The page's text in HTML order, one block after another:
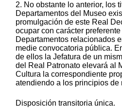
2. No obstante lo anterior, los
Departamentos del Museo
promulgación de este Real
ocupar con carácter
Departamentos relacionados
medie convocatoria pública.
de ellos la Jefatura de un
del Real Patronato elevará al
Cultura la correspondiente
atendiendo a los principios de
Disposición transitoria única.